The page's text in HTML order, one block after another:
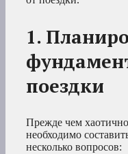
1.
поездки
Прежде чем
необходимо
несколько вопросов: